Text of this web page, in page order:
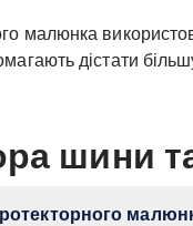
малюнка
дістати
шини